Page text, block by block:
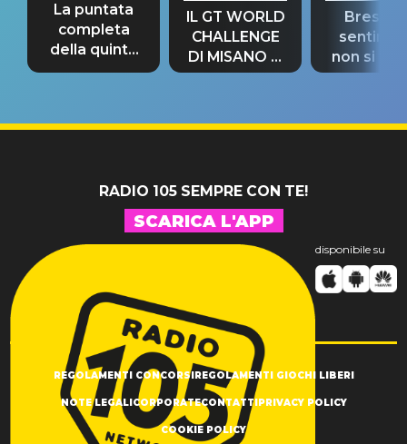
La puntata
completa
della quinta
tappa
IL GT WORLD
CHALLENGE
DI MISANO si
riconferma
Bresh:
non si
fino alla
RADIO 105 SEMPRE CON TE!
SCARICA L'APP
disponibile su
REGOLAMENTI CONCORSI REGOLAMENTI GIOCHI LIBERI
NOTE LEGALI CORPORATECONTATTI PRIVACY POLICY
COOKIE POLICY